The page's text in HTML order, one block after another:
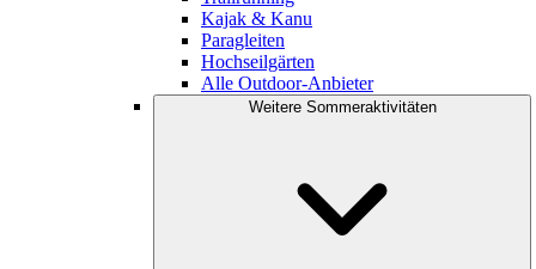
Kajak & Kanu
Paragleiten
Hochseilgärten
Alle Outdoor-Anbieter
Weitere Sommeraktivitäten